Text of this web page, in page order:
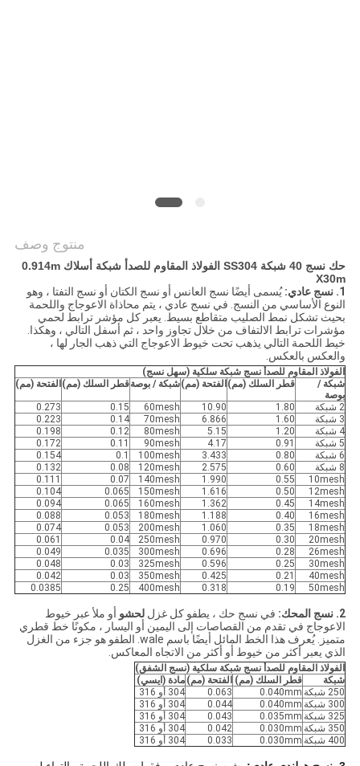
منتوج وصف
حك نسج 40 شبكة SS304 الفولاذ المقاوم للصدأ شبكة أسلاك 0.914m
X30m
1. نسج عادي:
يُسمى أيضًا نسج العانس أو نسج الكتان أو نسج التفتا ، وهو
النوع الأساسي من النسج. في نسج عادي ، يتم محاذاة الاعوجاج واللحمة
بحيث تشكل نمط الصليب متقاطع بسيط. يعبر كل مؤشر ترابط لحمي
مؤشرات ترابط الالتفاف من خلال تجاوز واحد ، ثم أسفل التالي ، وهكذا.
خيط اللحمة التالي يذهب تحت خيوط الاعوجاج التي ذهب الجار لها ،
والعكس بالعكس.
الفولاذ المقاوم للصدأ نسج شبكة سلكية (سهل نسج)
شبكة /
بوصة
قطر السلك (مم) الفتحة (مم)شبكة / بوصةقطر السلك (مم) الفتحة (مم)
2 شبكة 1.80
10.90
60mesh
0.15
0.273
3 شبكة
1.60
6.866
70mesh
0.14
0.223
4 شبكة
1.20
5.15
80mesh
0.12
0.198
5 شبكة
0.91
4.17
90mesh
0.11
0.172
6 شبكة
0.80
3.433
100mesh
0.1
0.154
8 شبكة
0.60
2.575
120mesh
0.08
0.132
10mesh
0.55
1.990
140mesh
0.07
0.111
12mesh
0.50
1.616
150mesh
0.065
0.104
14mesh
0.45
1.362
160mesh
0.065
0.094
16mesh
0.40
1.188
180mesh
0.053
0.088
18mesh
0.35
1.060
200mesh
0.053
0.074
20mesh
0.30
0.970
250mesh
0.04
0.061
26mesh
0.28
0.696
300mesh
0.035
0.049
30mesh
0.25
0.596
325mesh
0.03
0.048
40mesh
0.21
0.425
350mesh
0.03
0.042
50mesh
0.19
0.318
400mesh
0.25
0.0385
2. نسج المحك: في نسج حك ، يطفو كل غزل لحشو أو ملأ عبر خيوط
الاعوجاج في تقدم من القصاصات إلى اليمين أو اليسار ، مكونًا خط قطري
متميز. يُعرف هذا الخط المائل أيضًا باسم wale. الطفو هو جزء من الغزل
الذي يعبر أكثر من خيوط أو أكثر من الاتجاه المعاكس.
الفولاذ المقاوم للصدأ نسج شبكة سلكية (نسج الشفق)
شبكة
قطر السلك (مم) الفتحة (مم) مادة (ايسي)
250 شبكة
0.040mm
0.063
304 أو 316
300 شبكة
0.040mm
0.044
304 أو 316
325 شبكة
0.035mm
0.043
304 أو 316
350 شبكة
0.030mm
0.042
304 أو 316
400 شبكة
0.030mm
0.033 304 أو 316